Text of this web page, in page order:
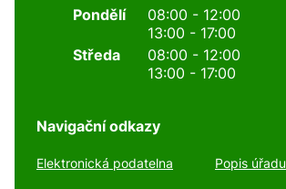
Pondělí
08:00 - 12:00
13:00 - 17:00
Středa
08:00 - 12:00
13:00 - 17:00
Navigační odkazy
Elektronická podatelna Popis úřadu